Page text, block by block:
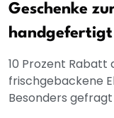
Geschenke
handgefertigt
10 Prozent
frischgebackene
Besonders